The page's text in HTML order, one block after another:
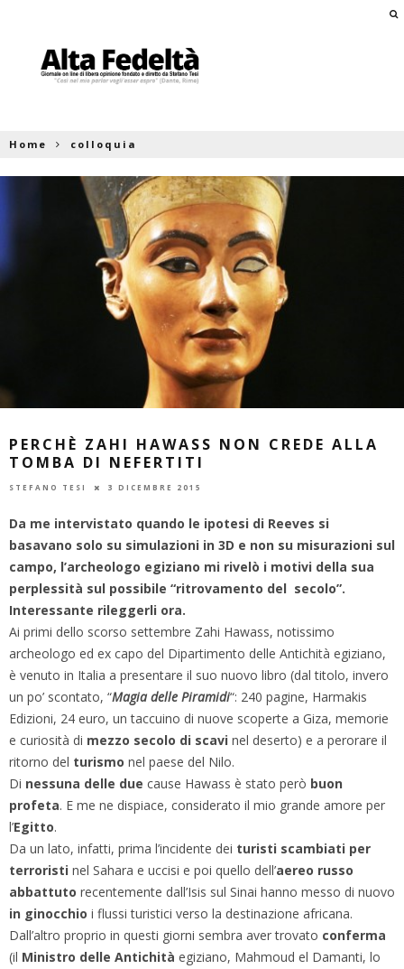
Home colloquia
PERCHÈ ZAHI HAWASS NON CREDE ALLA
TOMBA DI NEFERTITI
STEFANO TESI 3 DICEMBRE 2015
Da me intervistato quando le ipotesi di Reeves si
basavano solo su simulazioni in 3D e non su misurazioni sul
campo, l’archeologo egiziano mi rivelò i motivi della sua
perplessità sul possibile “ritrovamento del secolo”.
Interessante rileggerli ora.
Ai primi dello scorso settembre Zahi Hawass, notissimo
archeologo ed ex capo del Dipartimento delle Antichità egiziano,
è venuto in Italia a presentare il suo nuovo libro (dal titolo, invero
un po’ scontato, “Magia delle Piramidi“: 240 pagine, Harmakis
Edizioni, 24 euro, un taccuino di nuove scoperte a Giza, memorie
e curiosità di mezzo secolo di scavi nel deserto) e a perorare il
ritorno del turismo nel paese del Nilo.
Di nessuna delle due cause Hawass è stato però buon
profeta. E me ne dispiace, considerato il mio grande amore per
l’Egitto.
Da un lato, infatti, prima l’incidente dei turisti scambiati per
terroristi nel Sahara e uccisi e poi quello dell’aereo russo
abbattuto recentemente dall’Isis sul Sinai hanno messo di nuovo
in ginocchio i flussi turistici verso la destinazione africana.
Dall’altro proprio in questi giorni sembra aver trovato conferma
(il Ministro delle Antichità egiziano, Mahmoud el Damanti, lo